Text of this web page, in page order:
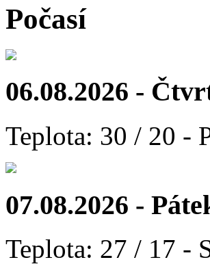
Počasí
06.08.2026 -
Teplota: 30 / 20 -
07.08.2026 -
Teplota: 27 / 17 -